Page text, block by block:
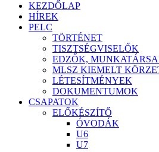
KEZDŐLAP
HÍREK
PELC
TÖRTÉNET
TISZTSÉGVISELŐK
EDZŐK,
MLSZ KIEMELT
LÉTESÍTMÉNYEK
DOKUMENTUMOK
CSAPATOK
ELŐKÉSZÍTŐ
ÓVODÁK
U6
U7